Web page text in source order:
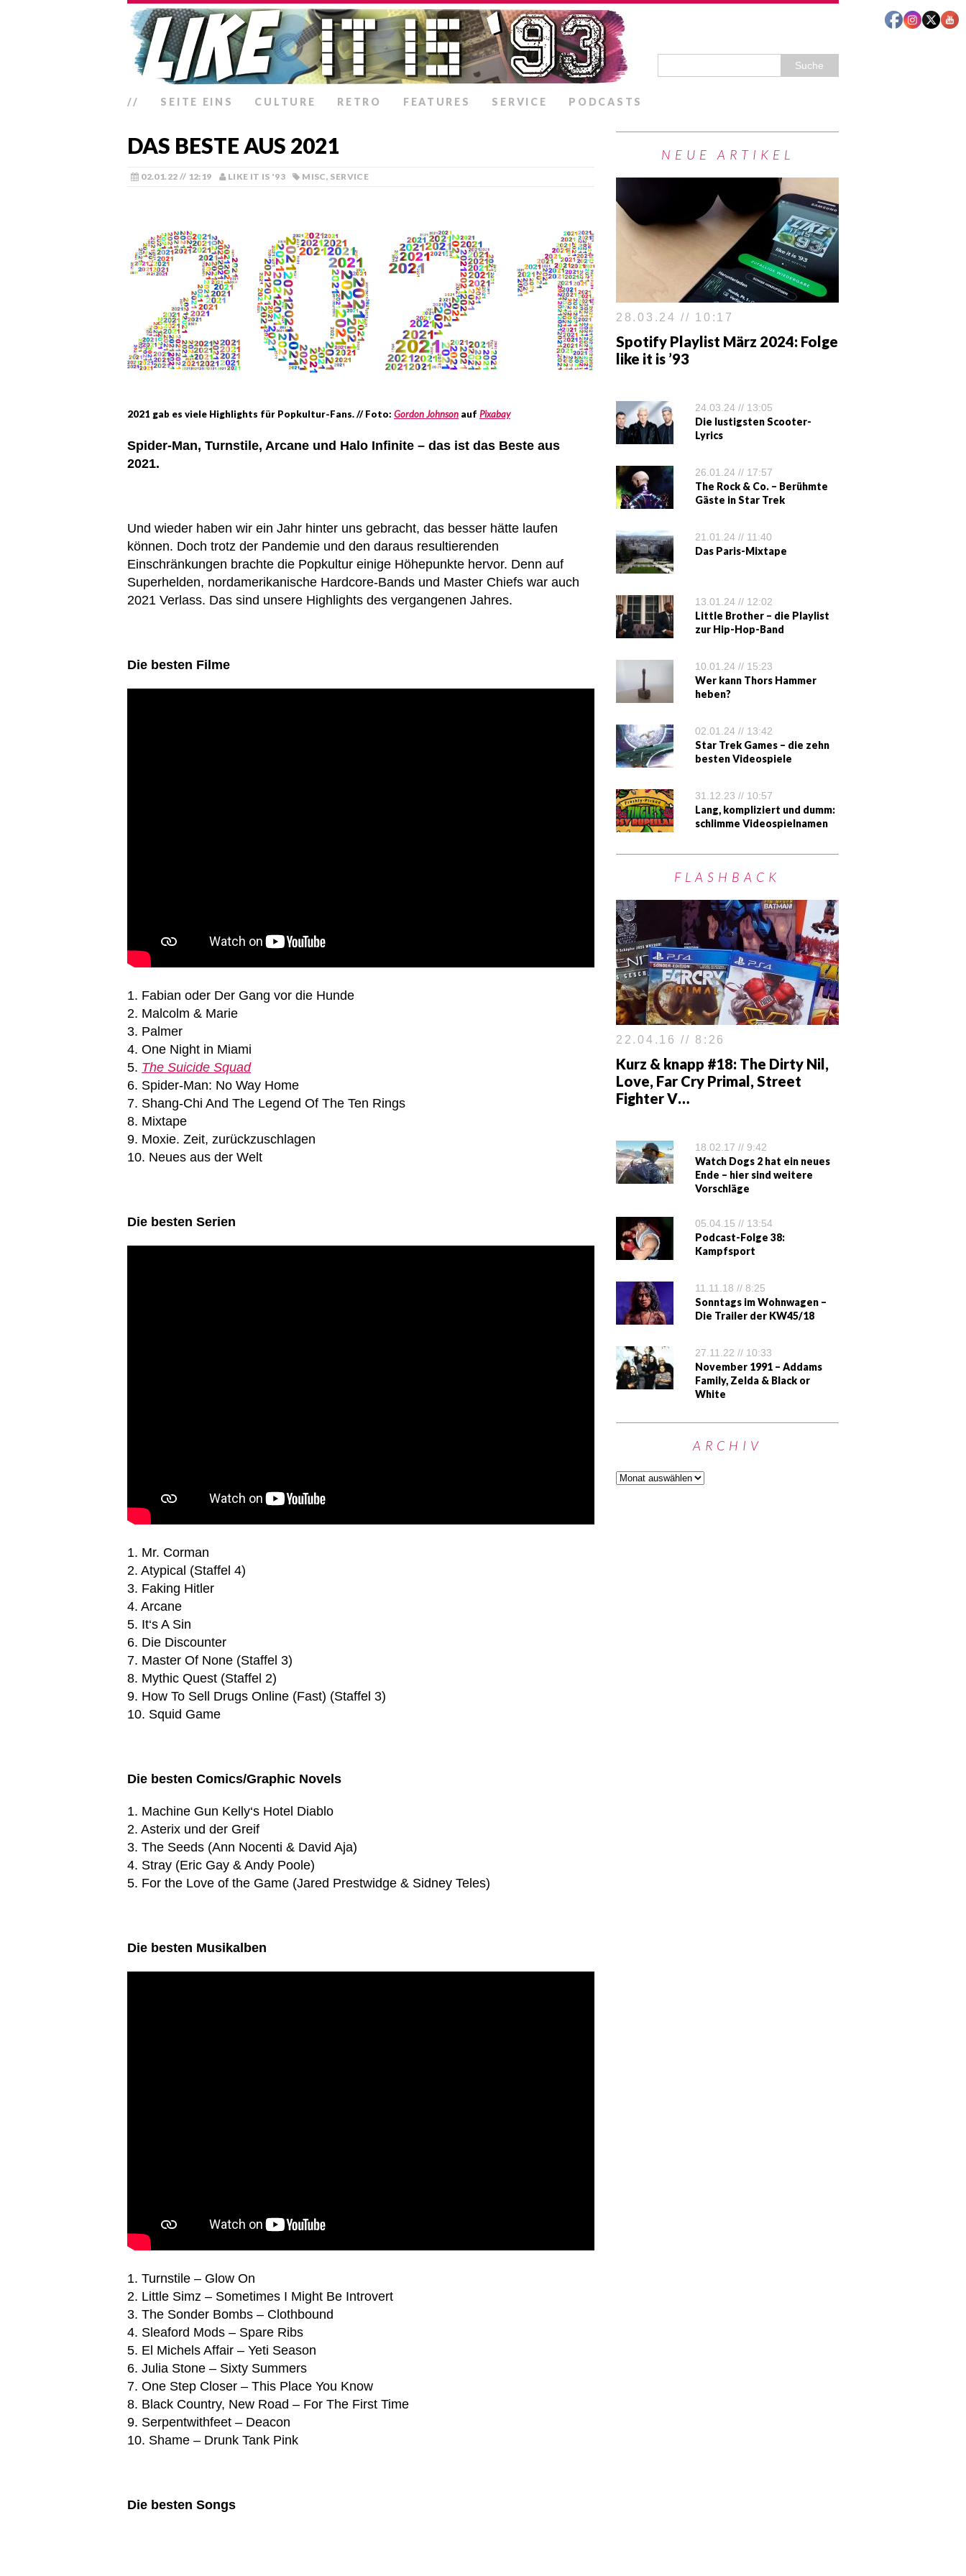
// SEITE EINS CULTURE RETRO FEATURES SERVICE PODCASTS
DAS BESTE AUS 2021
02.01.22 // 12:19 LIKE IT IS '93 MISC, SERVICE
2021 gab es viele Highlights für Popkultur-Fans. // Foto: Gordon Johnson auf Pixabay
Spider-Man, Turnstile, Arcane und Halo Infinite – das ist das Beste aus
2021.
Und wieder haben wir ein Jahr hinter uns gebracht, das besser hätte laufen
können. Doch trotz der Pandemie und den daraus resultierenden
Einschränkungen brachte die Popkultur einige Höhepunkte hervor. Denn auf
Superhelden, nordamerikanische Hardcore-Bands und Master Chiefs war auch
2021 Verlass. Das sind unsere Highlights des vergangenen Jahres.
Die besten Filme
1. Fabian oder Der Gang vor die Hunde
2. Malcolm & Marie
3. Palmer
4. One Night in Miami
5. The Suicide Squad
6. Spider-Man: No Way Home
7. Shang-Chi And The Legend Of The Ten Rings
8. Mixtape
9. Moxie. Zeit, zurückzuschlagen
10. Neues aus der Welt
Die besten Serien
1. Mr. Corman
2. Atypical (Staffel 4)
3. Faking Hitler
4. Arcane
5. It‘s A Sin
6. Die Discounter
7. Master Of None (Staffel 3)
8. Mythic Quest (Staffel 2)
9. How To Sell Drugs Online (Fast) (Staffel 3)
10. Squid Game
Die besten Comics/Graphic Novels
1. Machine Gun Kelly‘s Hotel Diablo
2. Asterix und der Greif
3. The Seeds (Ann Nocenti & David Aja)
4. Stray (Eric Gay & Andy Poole)
5. For the Love of the Game (Jared Prestwidge & Sidney Teles)
Die besten Musikalben
1. Turnstile – Glow On
2. Little Simz – Sometimes I Might Be Introvert
3. The Sonder Bombs – Clothbound
4. Sleaford Mods – Spare Ribs
5. El Michels Affair – Yeti Season
6. Julia Stone – Sixty Summers
7. One Step Closer – This Place You Know
8. Black Country, New Road – For The First Time
9. Serpentwithfeet – Deacon
10. Shame – Drunk Tank Pink
Die besten Songs
NEUE ARTIKEL
28.03.24 // 10:17
Spotify Playlist März 2024: Folge
like it is ’93
24.03.24 // 13:05
Die lustigsten Scooter-
Lyrics
26.01.24 // 17:57
The Rock & Co. – Berühmte
Gäste in Star Trek
21.01.24 // 11:40
Das Paris-Mixtape
13.01.24 // 12:02
Little Brother – die Playlist
zur Hip-Hop-Band
10.01.24 // 15:23
Wer kann Thors Hammer
heben?
02.01.24 // 13:42
Star Trek Games – die zehn
besten Videospiele
31.12.23 // 10:57
Lang, kompliziert und dumm:
schlimme Videospielnamen
FLASHBACK
22.04.16 // 8:26
Kurz & knapp #18: The Dirty Nil,
Love, Far Cry Primal, Street
Fighter V…
18.02.17 // 9:42
Watch Dogs 2 hat ein neues
Ende – hier sind weitere
Vorschläge
05.04.15 // 13:54
Podcast-Folge 38:
Kampfsport
11.11.18 // 8:25
Sonntags im Wohnwagen –
Die Trailer der KW45/18
27.11.22 // 10:33
November 1991 – Addams
Family, Zelda & Black or
White
ARCHIV